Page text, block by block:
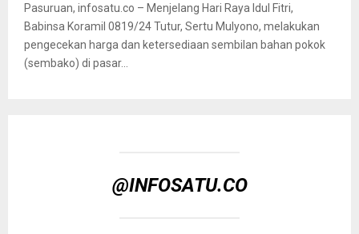
Pasuruan, infosatu.co – Menjelang Hari Raya Idul Fitri,
Babinsa Koramil 0819/24 Tutur, Sertu Mulyono, melakukan
pengecekan harga dan ketersediaan sembilan bahan pokok
(sembako) di pasar...
@INFOSATU.CO